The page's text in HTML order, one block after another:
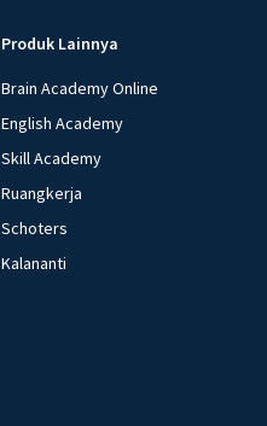
Produk Lainnya
Brain Academy Online
English Academy
Skill Academy
Ruangkerja
Schoters
Kalananti